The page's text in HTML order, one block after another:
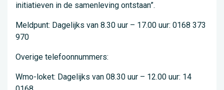
initiatieven in de samenleving ontstaan”.
Meldpunt: Dagelijks van 8.30 uur – 17.00 uur: 0168 373
970
Overige telefoonnummers:
Wmo-loket: Dagelijks van 08.30 uur – 12.00 uur: 14